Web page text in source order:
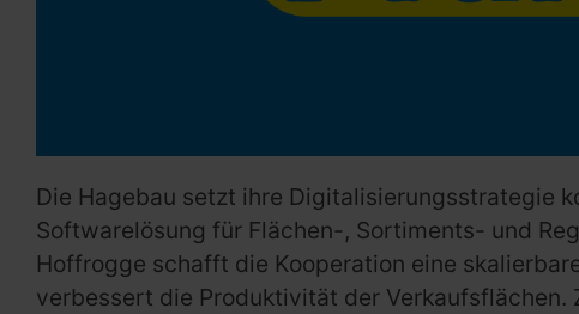
Die Hagebau setzt ihre Digitalisierungsstrategie
Softwarelösung für Flächen-, Sortiments- und
Hoffrogge schafft die Kooperation eine
verbessert die Produktivität der